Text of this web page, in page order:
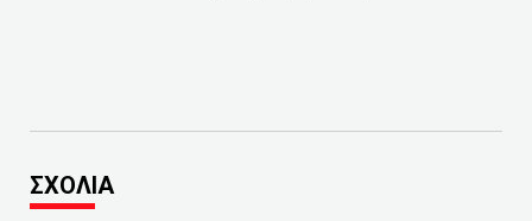
ΣΧΟΛΙΑ